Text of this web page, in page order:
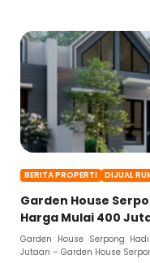
BERITA PROPERTI DIJUAL
Garden House
Harga Mulai 400
Garden House Serpong
Jutaan – Garden House